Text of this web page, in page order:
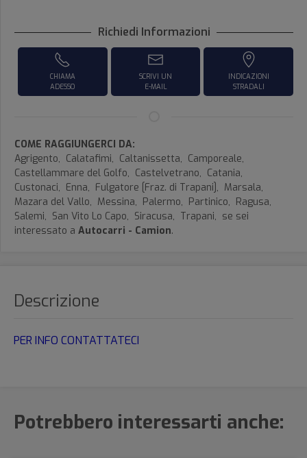
Richiedi Informazioni
CHIAMA
ADESSO
SCRIVI UN
E-MAIL
INDICAZIONI
STRADALI
COME RAGGIUNGERCI DA:
Agrigento, Calatafimi, Caltanissetta, Camporeale,
Castellammare del Golfo, Castelvetrano, Catania,
Custonaci, Enna, Fulgatore [Fraz. di Trapani], Marsala,
Mazara del Vallo, Messina, Palermo, Partinico, Ragusa,
Salemi, San Vito Lo Capo, Siracusa, Trapani, se sei
interessato a Autocarri - Camion.
Descrizione
PER INFO CONTATTATECI
Potrebbero interessarti anche: